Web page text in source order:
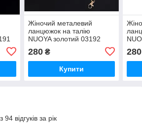
Жіночий металевий
ланцюжок на талію
NUOYA золотий 03192
280₴
Купити
280
відгуків за рік